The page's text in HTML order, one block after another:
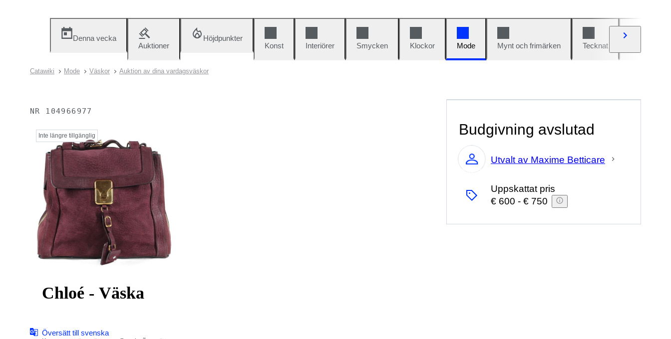
Denna vecka
Auktioner
Höjdpunkter
Konst
Interiörer Smycken Klockor Mode Mynt och frimärken Tecknat
Catawiki Mode Väskor Auktion av dina vardagsväskor
NR 104966977
Inte längre tillgänglig
Chloé - Väska
Översätt till svenska
Budgivning avslutad
Expert
Utvalt av Maxime Betticare
Uppskattat pris
€ 600 - € 750